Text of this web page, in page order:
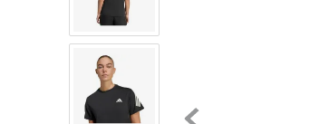
tenis niño
tenis nike